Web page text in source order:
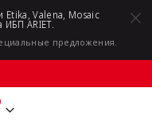
Etika, Valena, Mosaic
ИБП ARIET.
предложения.